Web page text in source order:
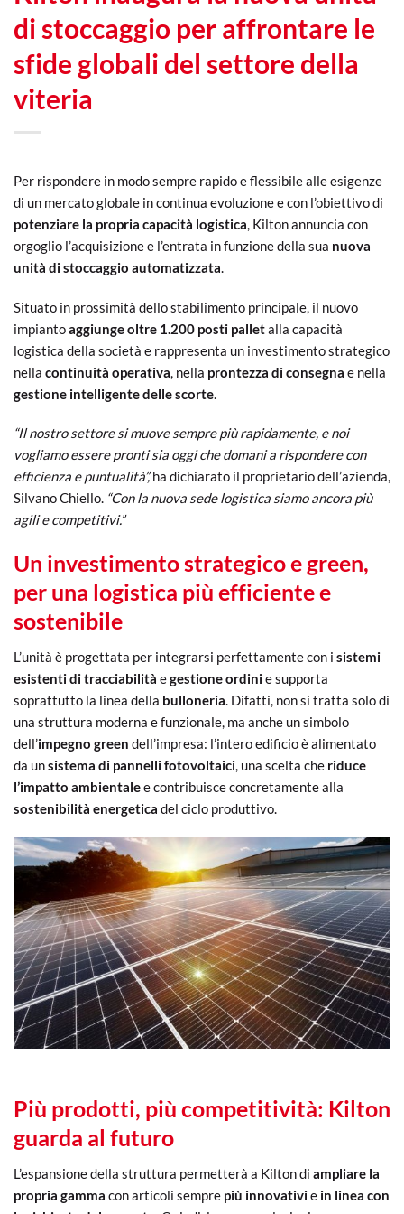
di stoccaggio per affrontare le
sfide globali del settore della
viteria
Per rispondere in modo sempre rapido e flessibile alle esigenze
di un mercato globale in continua evoluzione e con l’obiettivo di
potenziare la propria capacità logistica, Kilton annuncia con
orgoglio l’acquisizione e l’entrata in funzione della sua nuova
unità di stoccaggio automatizzata.
Situato in prossimità dello stabilimento principale, il nuovo
impiantoaggiunge oltre 1.200 posti palletalla capacità
logistica della società e rappresenta un investimento strategico
nella continuità operativa, nella prontezza di consegna e nella
gestione intelligente delle scorte.
“Il nostro settore si muove sempre più rapidamente, e noi
vogliamo essere pronti sia oggi che domani a rispondere con
efficienza e puntualità”,ha dichiarato il proprietario dell’azienda,
Silvano Chiello. “Con la nuova sede logistica siamo ancora più
agili e competitivi.”
Un investimento strategico e green,
per una logistica più efficiente e
sostenibile
L’unità è progettata per integrarsi perfettamente con i sistemi
esistenti di tracciabilità egestione ordinie supporta
soprattutto la linea della bulloneria. Difatti, non si tratta solo di
una struttura moderna e funzionale, ma anche un simbolo
dell’impegno green dell’impresa: l’intero edificio è alimentato
da unsistema di pannelli fotovoltaici, una scelta che riduce
l’impatto ambientalee contribuisce concretamente alla
sostenibilità energetica del ciclo produttivo.
Più prodotti, più competitività: Kilton
guarda al futuro
L’espansione della struttura permetterà a Kilton di ampliare la
propria gamma con articoli sempre più innovativie in linea con